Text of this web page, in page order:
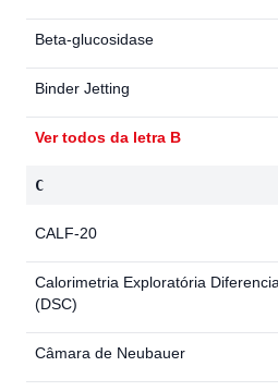
Beta-glucosidase
Binder Jetting
Ver todos da letra B
C
CALF-20
Calorimetria Exploratória
(DSC)
Câmara de Neubauer